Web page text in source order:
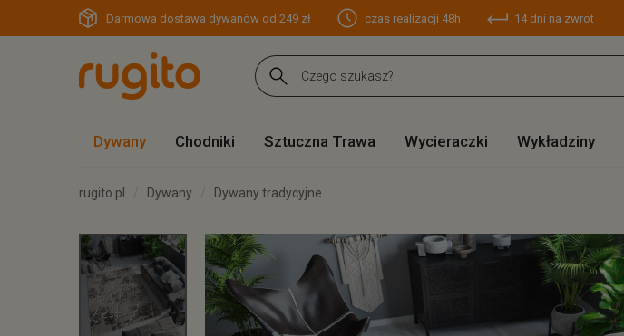
Darmowa dostawa dywanów od 249 zł czas realizacji 48h 14 dni na zwrot
Dywany Chodniki Sztuczna Trawa Wycieraczki Wykładziny
rugito.pl Dywany Dywany tradycyjne